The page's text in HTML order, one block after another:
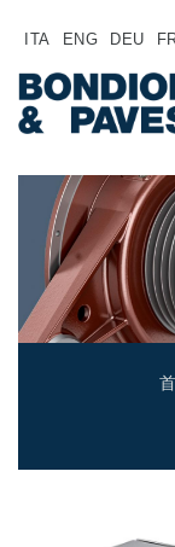
ITA ENG DEU
主页
产品
应用
动力传输
万向传动轴
特殊应用齿轮